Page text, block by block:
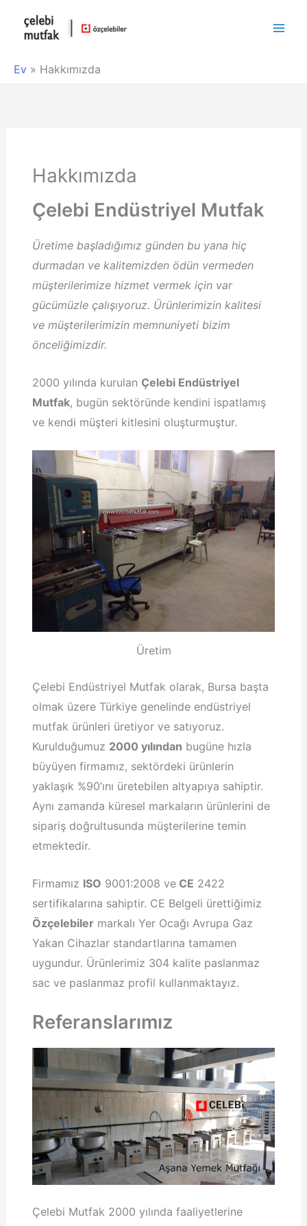
Ev » Hakkımızda
Hakkımızda
Çelebi Endüstriyel Mutfak
Üretime başladığımız günden bu yana hiç
durmadan ve kalitemizden ödün vermeden
müşterilerimize hizmet vermek için var
gücümüzle çalışıyoruz. Ürünlerimizin kalitesi
ve müşterilerimizin memnuniyeti bizim
önceliğimizdir.
2000 yılında kurulan Çelebi Endüstriyel
Mutfak, bugün sektöründe kendini ispatlamış
ve kendi müşteri kitlesini oluşturmuştur.
Üretim
Çelebi Endüstriyel Mutfak olarak, Bursa başta
olmak üzere Türkiye genelinde endüstriyel
mutfak ürünleri üretiyor ve satıyoruz.
Kurulduğumuz 2000 yılından bugüne hızla
büyüyen firmamız, sektördeki ürünlerin
yaklaşık %90’ını üretebilen altyapıya sahiptir.
Aynı zamanda küresel markaların ürünlerini de
sipariş doğrultusunda müşterilerine temin
etmektedir.
Firmamız ISO 9001:2008 ve CE 2422
sertifikalarına sahiptir. CE Belgeli ürettiğimiz
Özçelebiler markalı Yer Ocağı Avrupa Gaz
Yakan Cihazlar standartlarına tamamen
uygundur. Ürünlerimiz 304 kalite paslanmaz
sac ve paslanmaz profil kullanmaktayız.
Referanslarımız
Çelebi Mutfak 2000 yılında faaliyetlerine